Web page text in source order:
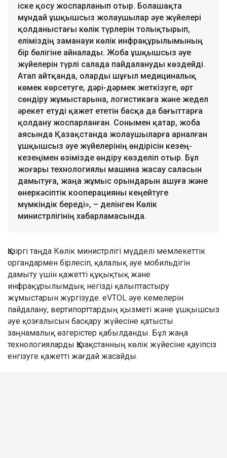
іске қосу жоспарланып отыр. Болашақта
мұндай ұшқышсыз жолаушылар әуе жүйелері
қолданыстағы көлік түрлерін толықтырып,
еліміздің заманауи көлік инфрақұрылымының
бір бөлігіне айналады. Жоба ұшқышсыз әуе
жүйелерін түрлі салада пайдалануды көздейді.
Атап айтқанда, оларды шұғыл медициналық
көмек көрсетуге, дәрі-дәрмек жеткізуге, өрт
сөндіру жұмыстарына, логистикаға және жедел
әрекет етуді қажет ететін басқа да бағыттарға
қолдану жоспарланған. Сонымен қатар, жоба
аясында Қазақстанда жолаушыларға арналған
ұшқышсыз әуе жүйелерінің өндірісін кезең-
кезеңімен өзімізде өндіру көзделіп отыр. Бұл
жоғары технологиялы машина жасау саласын
дамытуға, жаңа жұмыс орындарын ашуға және
өнеркәсіптік кооперацияны кеңейтуге
мүмкіндік береді», – делінген Көлік
министрлігінің хабарламасында.
Қазіргі таңда Көлік министрлігі мүдделі мемлекеттік
органдармен бірлесіп, қалалық әуе мобильдігін
дамыту үшін қажетті құқықтық және
инфрақұрылымдық негізді қалыптастыру
жұмыстарын жүргізуде. eVTOL әуе кемелерін
пайдалану, вертипорттардың қызметі және ұшқышсыз
әуе қозғалысын басқару жүйесіне қатысты
заңнамалық өзгерістер қабылданды. Бұл жаңа
технологияларды Қазақстанның көлік жүйесіне қауіпсіз
енгізуге қажетті жағдай жасайды.